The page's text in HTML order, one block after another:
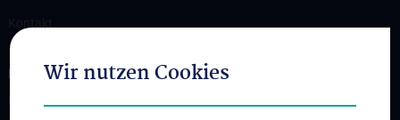
KLINISCHE BEREICHE
Wir nutzen Cookies